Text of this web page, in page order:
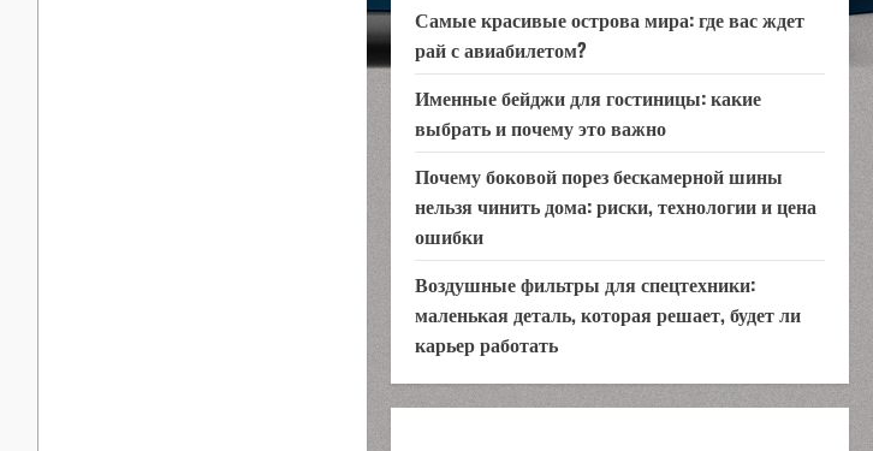
Самые красивые острова мира: где вас ждет
рай с авиабилетом?
Именные бейджи для гостиницы: какие
выбрать и почему это важно
Почему боковой порез бескамерной шины
нельзя чинить дома: риски, технологии и цена
ошибки
Воздушные фильтры для спецтехники:
маленькая деталь, которая решает, будет ли
карьер работать